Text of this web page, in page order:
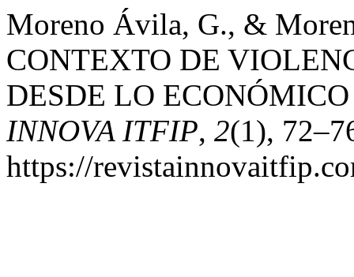
Moreno Ávila, G., &
CONTEXTO DE
DESDE LO
INNOVA ITFIP, 2(1),
https://